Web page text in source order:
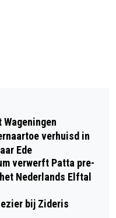
IS THOMAS
6 JUNI IN DE
verhuisd in
Ede
verwerft Patta pre-
Nederlands Elftal
bij Zideris